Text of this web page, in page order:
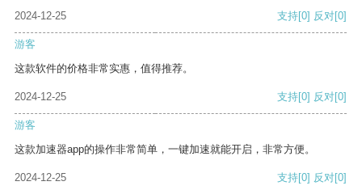
2024-12-25
支持[0] 反对[0]
游客
这款软件的价格非常实惠，值得推荐。
2024-12-25 支持[0] 反对[0]
游客
这款加速器app的操作非常简单，一键加速就能开启，非常方便。
2024-12-25 支持[0] 反对[0]